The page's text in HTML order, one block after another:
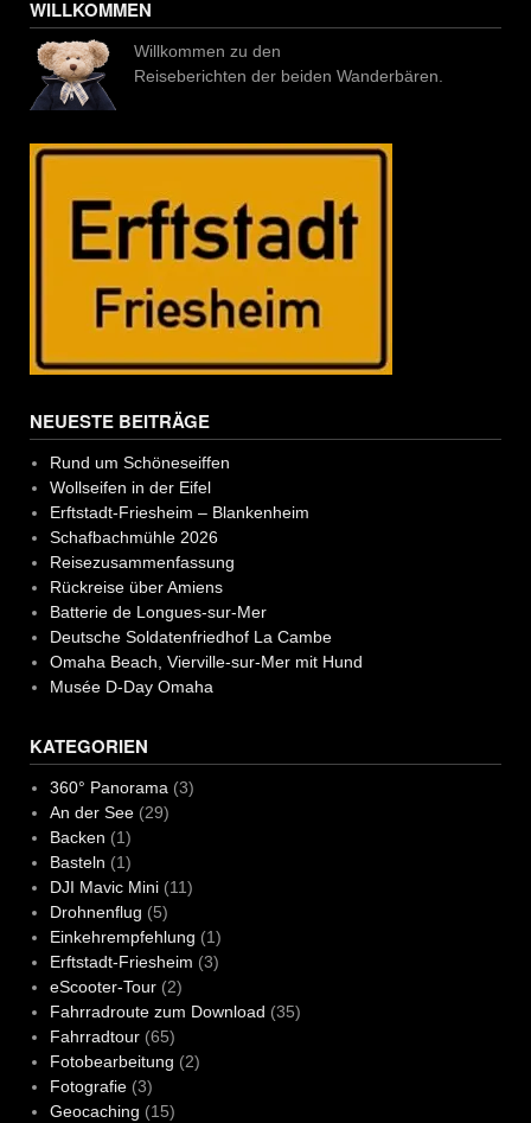
WILLKOMMEN
Willkommen zu den
Reiseberichten der beiden Wanderbären.
NEUESTE BEITRÄGE
Rund um Schöneseiffen
Wollseifen in der Eifel
Erftstadt-Friesheim – Blankenheim
Schafbachmühle 2026
Reisezusammenfassung
Rückreise über Amiens
Batterie de Longues-sur-Mer
Deutsche Soldatenfriedhof La Cambe
Omaha Beach, Vierville-sur-Mer mit Hund
Musée D-Day Omaha
KATEGORIEN
360° Panorama (3)
An der See(29)
Backen (1)
Basteln (1)
DJI Mavic Mini(11)
Drohnenflug (5)
Einkehrempfehlung (1)
Erftstadt-Friesheim (3)
eScooter-Tour(2)
Fahrradroute zum Download (35)
Fahrradtour(65)
Fotobearbeitung (2)
Fotografie(3)
Geocaching (15)